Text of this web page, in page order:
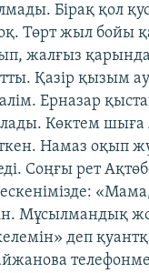
Бірақ қол
Төрт жыл бойы
жалғыз
Қазір қызым
Ерназар
Көктем шыға
Намаз оқып
Соңғы рет
Мұсылмандық
деп